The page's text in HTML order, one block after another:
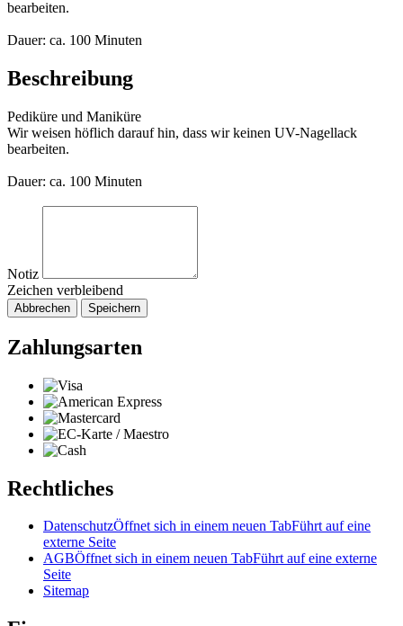
bearbeiten.
Dauer: ca. 100 Minuten
Beschreibung
Pediküre und Maniküre
Wir weisen höflich darauf hin, dass wir keinen UV-Nagellack
bearbeiten.
Dauer: ca. 100 Minuten
Notiz
Zeichen verbleibend
Abbrechen Speichern
Zahlungsarten
Rechtliches
DatenschutzÖffnet sich in einem neuen TabFührt auf eine
externe Seite
AGBÖffnet sich in einem neuen TabFührt auf eine externe
Seite
Sitemap